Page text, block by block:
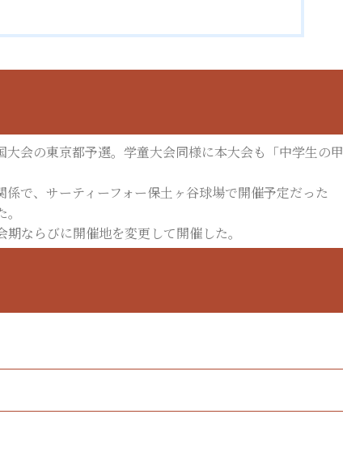
会の東京都予選。学童大会同様に本大会も「中学生の甲
で、サーティーフォー保土ヶ谷球場で開催予定だった
ならびに開催地を変更して開催した。